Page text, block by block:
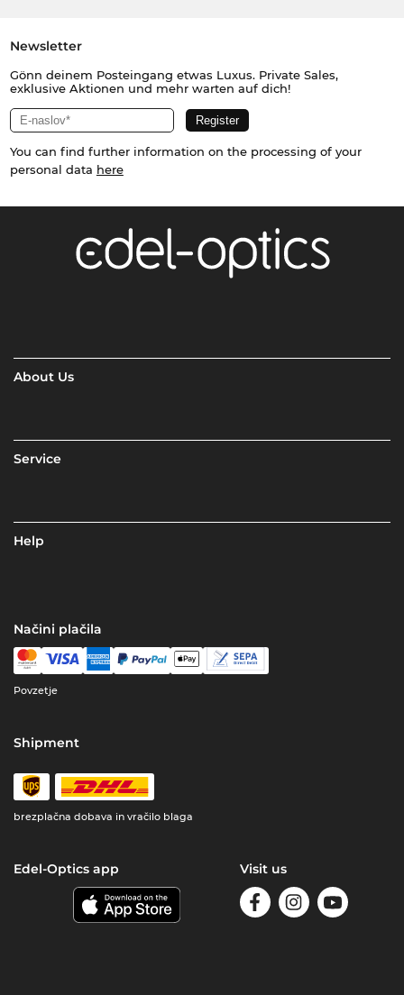
Newsletter
Gönn deinem Posteingang etwas Luxus. Private Sales,
exklusive Aktionen und mehr warten auf dich!
You can find further information on the processing of your
personal data here
About Us
Service
Help
Načini plačila
Povzetje
Shipment
brezplačna dobava in vračilo blaga
Edel-Optics app Visit us